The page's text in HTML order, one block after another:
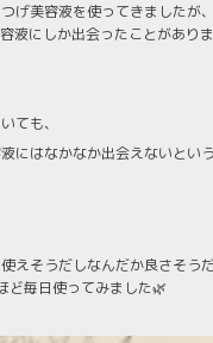
げ美容液を使ってきましたが
液にしか出会ったことがあり
ても、
にはなかなか出会えないとい
えそうだしなんだか良さそう
ど毎日使ってみました🌿